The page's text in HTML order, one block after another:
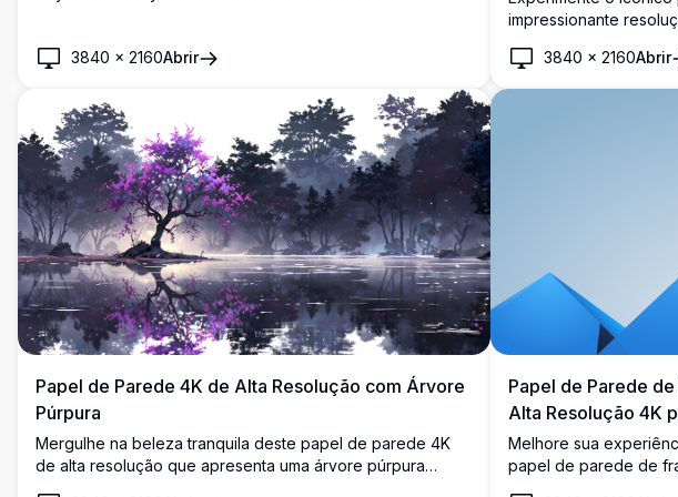
brilhantes e pétalas encantadas sob um céu noturno
3840 × 2160Abrir
impressionante
superfícies elegantes
para melhorar o
3840 ×2160Abrir
Papel de Parede 4K de Alta Resolução com Árvore
Púrpura
Mergulhe na beleza tranquila deste papel de parede 4K
de alta resolução que apresenta uma árvore púrpura
Papel de Parede
Alta Resolução 4K
Melhore sua
papel de parede de